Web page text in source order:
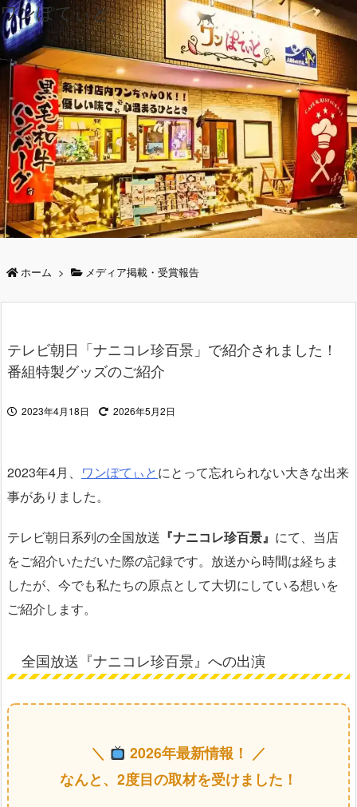
ワンぽてぃと
ホーム > メディア掲載・受賞報告
テレビ朝日「ナニコレ珍百景」で紹介されました！
番組特製グッズのご紹介
2023年4月18日 2026年5月2日
2023年4月、 ワンぽてぃとにとって忘れられない大きな出来
事がありました。
テレビ朝日系列の全国放送 『ナニコレ珍百景』 にて、当店
をご紹介いただいた際の記録です。放送から時間は経ちま
したが、今でも私たちの原点として大切にしている想いを
ご紹介します。
全国放送『ナニコレ珍百景』への出演
＼
2026年最新情報！ ／
なんと、2度目の取材を受けました！